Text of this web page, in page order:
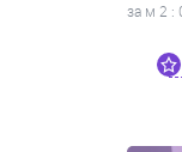
за м 2 :